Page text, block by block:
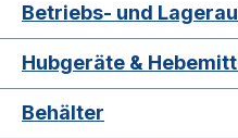
Betriebs- und
Hubgeräte &
Behälter